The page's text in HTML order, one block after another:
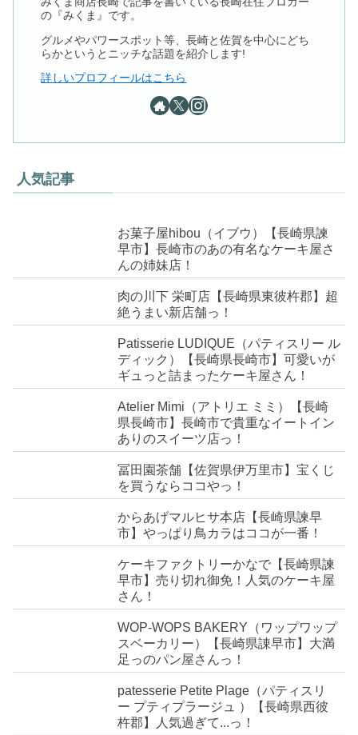
の『みくま』です。
グルメやパワースポット等、長崎と佐賀を中心にどち
らかというとニッチな話題を紹介します!
詳しいプロフィールはこちら
人気記事
お菓子屋hibou（イブウ）【長崎県諫
早市】長崎市のあの有名なケーキ屋さ
んの姉妹店！
肉の川下 栄町店【長崎県東彼杵郡】超
絶うまい新店舗っ！
Patisserie LUDIQUE（パティスリー ル
ディック）【長崎県長崎市】可愛いが
ギュっと詰まったケーキ屋さん！
Atelier Mimi（アトリエ ミミ）【長崎
県長崎市】長崎市で貴重なイートイン
ありのスイーツ店っ！
冨田園茶舗【佐賀県伊万里市】宝くじ
を買うならココやっ！
からあげマルヒサ本店【長崎県諫早
市】やっぱり鳥カラはココが一番！
ケーキファクトリーかなで【長崎県諫
早市】売り切れ御免！人気のケーキ屋
さん！
WOP-WOPS BAKERY（ワップワップ
スベーカリー）【長崎県諌早市】大満
足っのパン屋さんっ！
patesserie Petite Plage（パティスリ
ー プティプラージュ ）【長崎県西彼
杵郡】人気過ぎて...っ！